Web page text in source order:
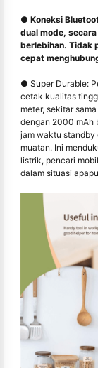
● Koneksi
dual mode,
berlebihan. Tidak
cepat
● Super Durable:
cetak kualitas
meter, sekitar
dengan 2000 mAh
jam waktu standby
muatan. Ini
listrik, pencari
dalam situasi